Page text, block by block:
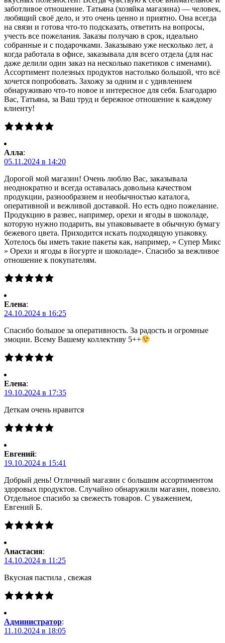
заботливое отношение. Татьяна (хозяйка магазина) — человек,
любящий своё дело, и это очень ценно и приятно. Она всегда
на связи и готова что-то подсказать, ответить на вопросы,
учесть все пожелания. Заказы получаю в срок, идеально
собранные и с подарочками. Заказываю уже несколько лет, а
когда работала в офисе, заказывала для всего отдела (для нас
даже делили один заказ на несколько пакетиков с именами).
Ассортимент полезных продуктов настолько большой, что всё
хочется попробовать. Захожу за одним и с удивлением
обнаруживаю что-то новое и интересное для себя. Благодарю
Вас, Татьяна, за Ваш труд и бережное отношение к каждому
клиенту!
Алла:
05.11.2024 в 14:20
Дорогой мой магазин! Очень люблю Вас, заказывала
неоднократно и всегда оставалась довольна качеством
продукции, разнообразием и необычностью каталога,
оперативной и вежливой доставкой. Но есть одно пожелание.
Продукцию в развес, например, орехи и ягоды в шоколаде,
которую нужно подарить, вы упаковываете в обычную бумагу
бежевого цвета. Приходится искать подходящую упаковку.
Хотелось бы иметь такие пакеты как, например, » Супер Микс
» Орехи и ягоды в йогурте и шоколаде». Спасибо за вежливое
отношение к покупателям.
Елена:
24.10.2024 в 16:25
Спасибо большое за оперативность. За радость и огромные
эмоции. Всему Вашему коллективу 5++
Елена:
19.10.2024 в 17:35
Деткам очень нравится
Евгений:
19.10.2024 в 15:41
Добрый день! Отличный магазин с большим ассортиментом
здоровых продуктов. Случайно обнаружили магазин, повезло.
Отдельное спасибо за свежесть товаров. С уважением,
Евгений Б.
Анастасия:
14.10.2024 в 11:25
Вкусная пастила , свежая
Администратор:
11.10.2024 в 18:05